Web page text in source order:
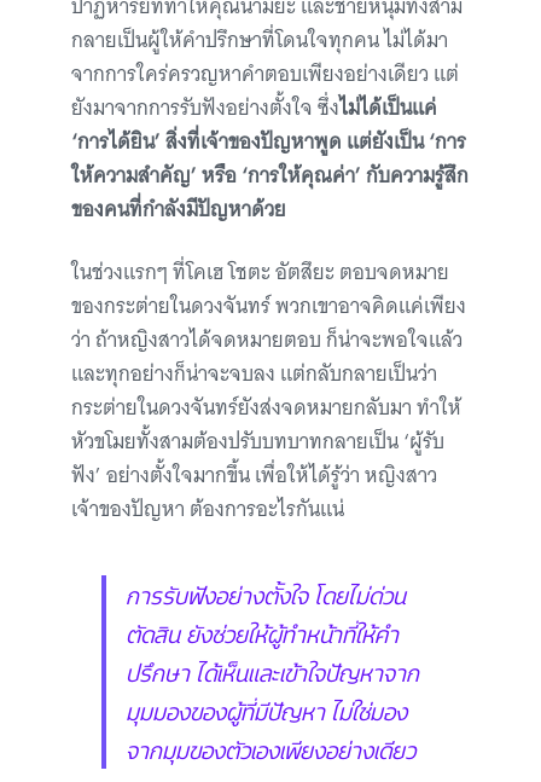
กลายเป็นผู้ให้คำปรึกษาที่โดนใจทุกคน ไม่ได้มา
จากการใคร่ครวญหาคำตอบเพียงอย่างเดียว แต่
ยังมาจากการรับฟังอย่างตั้งใจ ซึ่งไม่ได้เป็นแค่
‘การได้ยิน’ สิ่งที่เจ้าของปัญหาพูด แต่ยังเป็น ‘การ
ให้ความสำคัญ’ หรือ ‘การให้คุณค่า’ กับความรู้สึก
ของคนที่กำลังมีปัญหาด้วย
ในช่วงแรกๆ ที่โคเฮ โชตะ อัตสึยะ ตอบจดหมาย
ของกระต่ายในดวงจันทร์ พวกเขาอาจคิดแค่เพียง
ว่า ถ้าหญิงสาวได้จดหมายตอบ ก็น่าจะพอใจแล้ว
และทุกอย่างก็น่าจะจบลง แต่กลับกลายเป็นว่า
กระต่ายในดวงจันทร์ยังส่งจดหมายกลับมา ทำให้
หัวขโมยทั้งสามต้องปรับบทบาทกลายเป็น ‘ผู้รับ
ฟัง’ อย่างตั้งใจมากขึ้น เพื่อให้ได้รู้ว่า หญิงสาว
เจ้าของปัญหา ต้องการอะไรกันแน่
การรับฟังอย่างตั้งใจ โดยไม่ด่วน
ตัดสิน ยังช่วยให้ผู้ทำหน้าที่ให้คำ
ปรึกษา ได้เห็นและเข้าใจปัญหาจาก
มุมมองของผู้ที่มีปัญหา ไม่ใช่มอง
จากมุมของตัวเองเพียงอย่างเดียว